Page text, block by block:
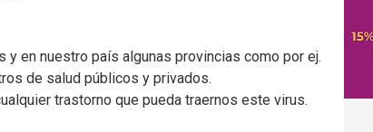
en nuestro país algunas provincias como por ej.
de salud públicos y privados.
trastorno que pueda traernos este virus.